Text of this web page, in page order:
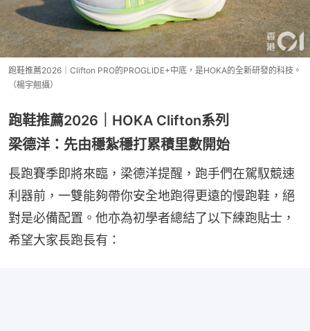
跑鞋推薦2026｜Clifton PRO的PROGLIDE+中底，是HOKA的全新研發的科技。
（楊宇翹攝）
跑鞋推薦2026｜HOKA Clifton系列
梁德洋：先由穩紮穩打累積里數開始
長跑賽季即將來臨，梁德洋提醒，跑手們在駕馭競速
利器前，一雙能夠帶你安全地跑得更遠的慢跑鞋，絕
對是必備配置。他亦為初學者總結了以下練跑貼士，
希望大家長跑長有：